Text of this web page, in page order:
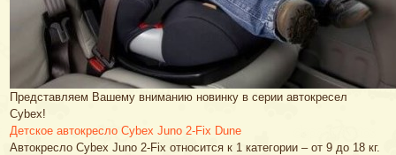
Представляем Вашему вниманию новинку в серии автокресел
Cybex!
Детское автокресло Cybex Juno 2-Fix Dune
Автокресло Cybex Juno 2-Fix относится к 1 категории – от 9 до 18 кг.